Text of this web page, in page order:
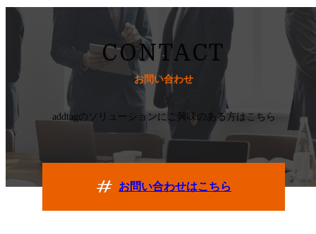
CONTACT
お問い合わせ
addtagのソリューションにご興味のある方はこちら
お問い合わせはこちら